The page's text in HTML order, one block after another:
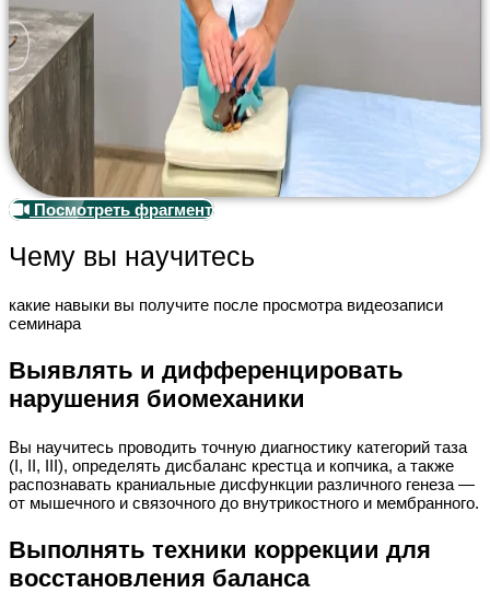
Посмотреть фрагмент
Чему вы научитесь
какие навыки вы получите после просмотра видеозаписи
семинара
Выявлять и дифференцировать
нарушения биомеханики
Вы научитесь проводить точную диагностику категорий таза
(I, II, III), определять дисбаланс крестца и копчика, а также
распознавать краниальные дисфункции различного генеза —
от мышечного и связочного до внутрикостного и мембранного.
Выполнять техники коррекции для
восстановления баланса